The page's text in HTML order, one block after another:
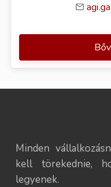
Minden
kell törekednie,
legyenek.